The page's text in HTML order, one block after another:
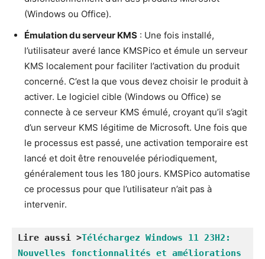
(Windows ou Office).
Émulation du serveur KMS : Une fois installé,
l’utilisateur averé lance KMSPico et émule un serveur
KMS localement pour faciliter l’activation du produit
concerné. C’est la que vous devez choisir le produit à
activer. Le logiciel cible (Windows ou Office) se
connecte à ce serveur KMS émulé, croyant qu’il s’agit
d’un serveur KMS légitime de Microsoft. Une fois que
le processus est passé, une activation temporaire est
lancé et doit être renouvelée périodiquement,
généralement tous les 180 jours. KMSPico automatise
ce processus pour que l’utilisateur n’ait pas à
intervenir.
Lire aussi >Téléchargez Windows 11 23H2:
Nouvelles fonctionnalités et améliorations